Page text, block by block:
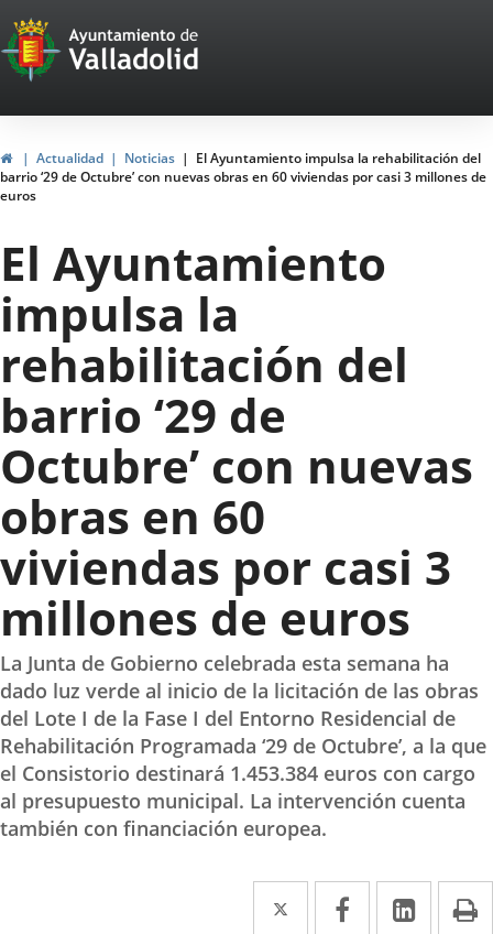
Portal
Web
del
Ayuntamiento
de
Valladolid
InicioActualidad Noticias
El Ayuntamiento impulsa la rehabilitación del
barrio ‘29 de Octubre’ con nuevas obras en 60 viviendas por casi 3 millones de
euros
El Ayuntamiento
impulsa la
rehabilitación del
barrio ‘29 de
Octubre’ con nuevas
obras en 60
viviendas por casi 3
millones de euros
La Junta de Gobierno celebrada esta semana ha
dado luz verde al inicio de la licitación de las obras
del Lote I de la Fase I del Entorno Residencial de
Rehabilitación Programada ‘29 de Octubre’, a la que
el Consistorio destinará 1.453.384 euros con cargo
al presupuesto municipal. La intervención cuenta
también con financiación europea.
Twitter
Enlace Facebook
EnlaceEnlace